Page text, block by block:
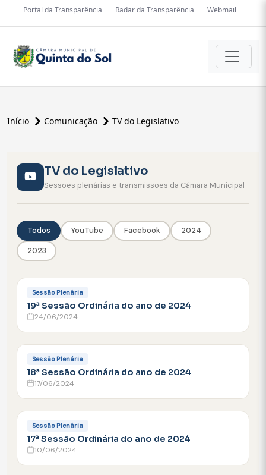
Portal da Transparência Radar da Transparência Webmail
Início Comunicação TV do Legislativo
TV do Legislativo
Sessões plenárias e transmissões da Câmara Municipal
Todos YouTube Facebook
2024
2023
FACEBOOK
Sessão Plenária
19ª Sessão Ordinária do ano de 2024
24/06/2024
FACEBOOK
Sessão Plenária
18ª Sessão Ordinária do ano de 2024
17/06/2024
FACEBOOK
Sessão Plenária
17ª Sessão Ordinária do ano de 2024
10/06/2024